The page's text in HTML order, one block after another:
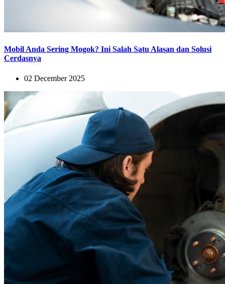
Mobil Anda Sering Mogok? Ini Salah Satu Alasan dan Solusi
Cerdasnya
02 December 2025